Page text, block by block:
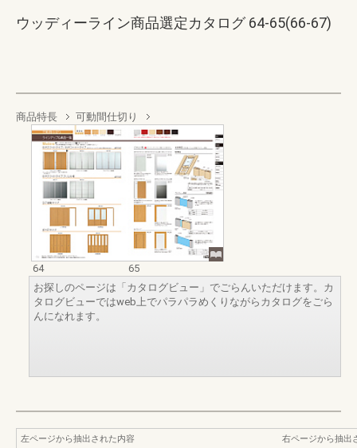
ウッディーライン商品選定カタログ 64-65(66-67)
商品特長 可動間仕切り
64
65
お探しのページは「カタログビュー」でごらんいただけます。カ
タログビューではweb上でパラパラめくりながらカタログをごら
んになれます。
左ページから抽出された内容
右ページから抽出